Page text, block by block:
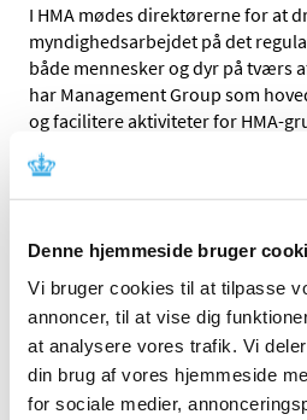
Denne hjemmeside bruger
Vi bruger cookies til at tilpasse
annoncer, til at vise dig
at analysere vores trafik. Vi
din brug af vores hjemmeside
for sociale medier,
I HMA mødes direktørerne for at
myndighedsarbejdet på det
både mennesker og dyr på tværs
har Management Group som
og facilitere aktiviteter for HMA-
Vigtig strategisk rolle
Lægemiddelstyrelsen nu er en del
lægemidler og medicinske udstyr:
”På Lægemiddelstyrelsens
grad med de andre europæiske
kontrol, tilskud og meget andet.